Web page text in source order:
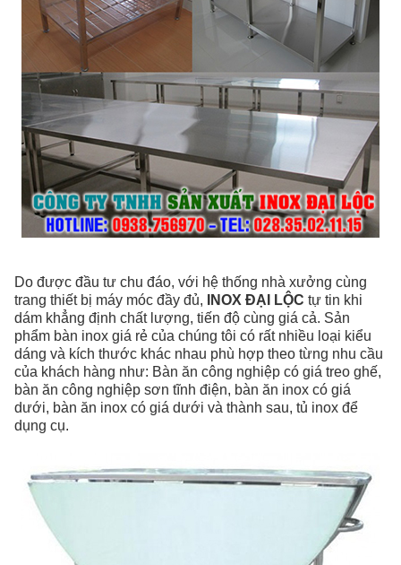
Do được đầu tư chu đáo, với hệ thống nhà xưởng cùng
trang thiết bị máy móc đầy đủ,
INOX ĐẠI LỘC tự tin khi
dám khẳng định chất lượng, tiến độ cùng giá cả. Sản
phẩm bàn inox giá rẻ của chúng tôi có rất nhiều loại kiểu
dáng và kích thước khác nhau phù hợp theo từng nhu cầu
của khách hàng như: Bàn ăn công nghiệp có giá treo ghế,
bàn ăn công nghiệp sơn tĩnh điện, bàn ăn inox có giá
dưới, bàn ăn inox có giá dưới và thành sau, tủ inox để
dụng cụ.